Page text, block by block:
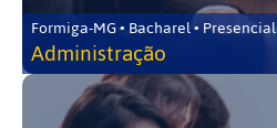
Formiga-MG • Bacharel • Presencial
Administração